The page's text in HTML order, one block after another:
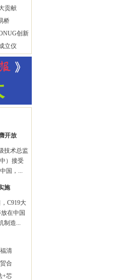
贡献
桥
创新
立仪
开放
技术总监
）接受
国，...
施
C919大
在中国
制造...
清
合
+芯